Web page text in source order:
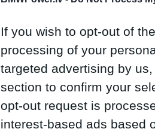
If you wish to opt-out of
processing of your
targeted advertising by
section to confirm your
opt-out request is
interest-based ads based